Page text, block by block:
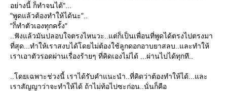
อย่างนี้ ก็ทำจนได้"...
"พูดแล้วต้องทำให้ได้นะ"..
"ก็ทำตัวเองทุกครั้ง"
..ฟังแล้วมันปลอบใจตรงไหนวะ..แต่ก็เป็นเพื่อนที่พูดได้ตรงไปตรงมา
ที่สุด...ทำให้เราสงบได้โดยไม่ต้องใช้ลูกดอกอาบยาสลบ..และทำให้
เราเอาตัวรอดผ่านเรื่องร้ายๆ ที่คิดเองไม่ได้ ...ผ่านไปได้ทุกที..
..โดยเฉพาะช่วงนี้ เราได้รับคำแนะนำ..ที่คิดว่าต้องทำให้ได้...และ
เราสัญญาว่าจะทำให้ได้ ถ้าไม่ท้อไปซะก่อน..นั่นก็คือ